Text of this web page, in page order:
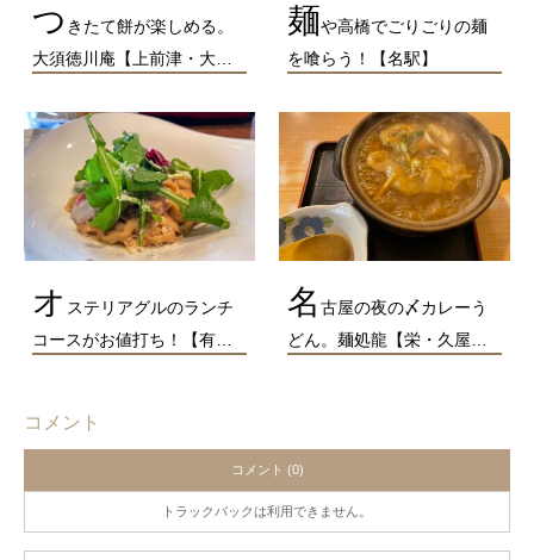
つ きたて餅が楽しめる。
大須徳川庵【上前津・大…
麺や高橋でごりごりの麺
を喰らう！【名駅】
オ ステリアグルのランチ
コースがお値打ち！【有…
名 古屋の夜の〆カレーう
どん。麺処龍【栄・久屋…
コメント
コメント (0)
トラックバックは利用できません。